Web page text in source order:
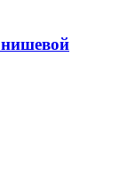
нишевой